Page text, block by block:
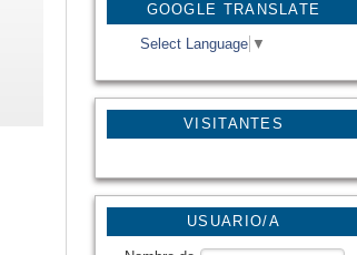
GOOGLE TRANSLATE
Select Language ▼
VISITANTES
USUARIO/A